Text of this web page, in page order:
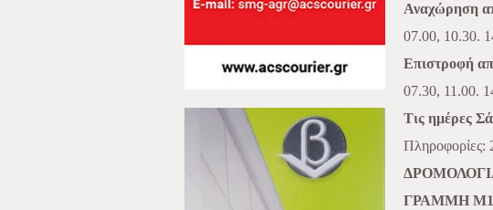
Αναχώρηση
07.00, 10.30.
Επιστροφή
07.30, 11.00.
Τις ημέρες
Πληροφορίες:
ΓΡΑΜΜΗ